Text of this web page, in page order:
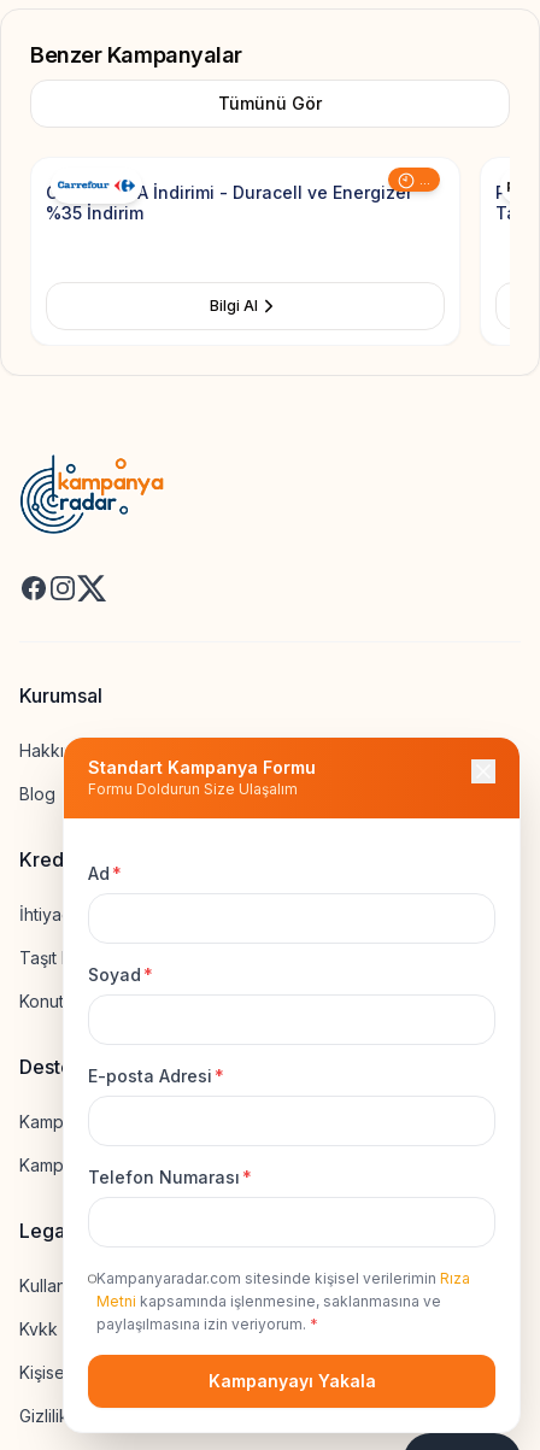
Benzer Kampanyalar
Tümünü Gör
...
Add to
CarrefourSA İndirimi - Duracell ve Energizer
%35 İndirim
Bilgi Al
Standart Kampanya Formu
Formu Doldurun Size Ulaşalım
Ad *
Soyad *
E-posta Adresi *
Telefon Numarası *
Kampanyaradar.com sitesinde kişisel verilerimin Rıza
Metni kapsamında işlenmesine, saklanmasına ve
paylaşılmasına izin veriyorum. *
Kampanyayı Yakala
Facebook
Instagram
X
Kurumsal
Hakkımızda
Blog
Kredi Hesapla
İhtiyaç Kredisi Hesapla
Taşıt Kredisi Hesapla
Konut Kredisi Hesapla
Destek
Kampanya Gönderme
Kampanyaya Katılma
Legal
Kullanıcı Sözleşmesi
Kvkk Uyumluluk
Kişisel Veri İzni
Gizlilik Sözleşmesi